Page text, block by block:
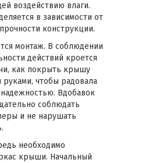
воздействию влаги.
в зависимости от
конструкции.
монтаж. В соблюдении
действий кроется
как покрыть крышу
руками, чтобы радовала
Вдобавок
соблюдать
и не нарушать
необходимо
крыши. Начальный